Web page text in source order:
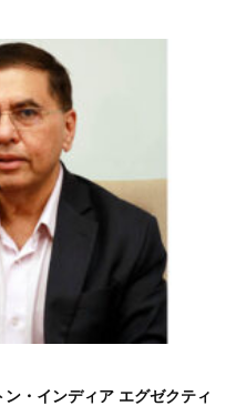
・インディア エグゼクティ